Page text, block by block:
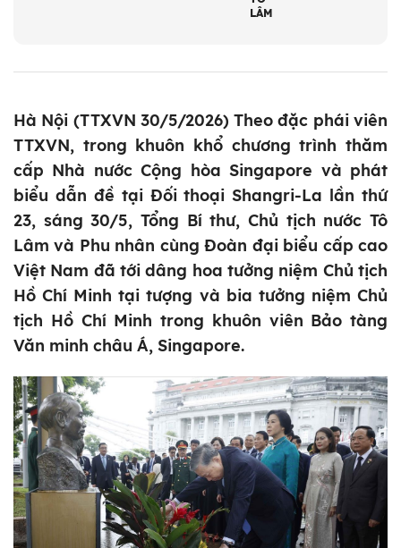
LÂM
Hà Nội (TTXVN 30/5/2026) Theo đặc phái viên
TTXVN, trong khuôn khổ chương trình thăm
cấp Nhà nước Cộng hòa Singapore và phát
biểu dẫn đề tại Đối thoại Shangri-La lần thứ
23, sáng 30/5, Tổng Bí thư, Chủ tịch nước Tô
Lâm và Phu nhân cùng Đoàn đại biểu cấp cao
Việt Nam đã tới dâng hoa tưởng niệm Chủ tịch
Hồ Chí Minh tại tượng và bia tưởng niệm Chủ
tịch Hồ Chí Minh trong khuôn viên Bảo tàng
Văn minh châu Á, Singapore.